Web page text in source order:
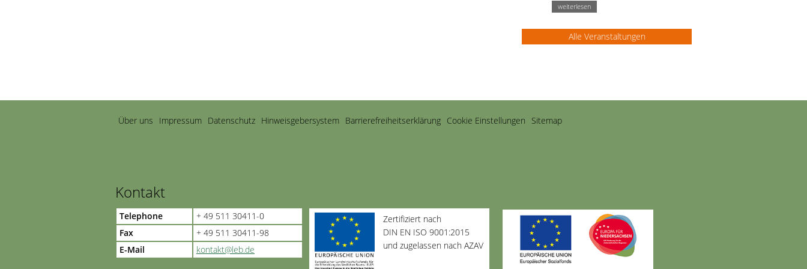
weiterlesen
Alle Veranstaltungen
Navigation
überspringen
Über uns Impressum Datenschutz Hinweisgebersystem Barriere­freiheits­erklärung Cookie Einstellungen Sitemap
Kontakt
Telephone
+ 49 511 30411-0
Fax
+ 49 511 30411-98
E-Mail
kontakt@leb.de
Zertifiziert nach
DIN EN ISO 9001:2015
und zugelassen nach AZAV